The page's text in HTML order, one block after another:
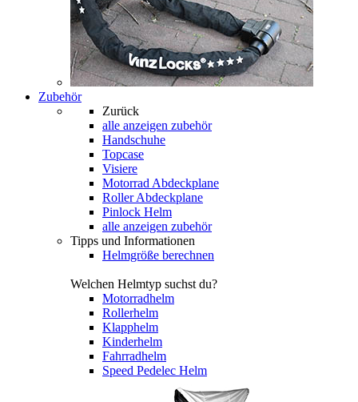
Zubehör
Zurück
alle anzeigen zubehör
Handschuhe
Topcase
Visiere
Motorrad Abdeckplane
Roller Abdeckplane
Pinlock Helm
alle anzeigen zubehör
Tipps und Informationen
Helmgröße berechnen
Welchen Helmtyp suchst du?
Motorradhelm
Rollerhelm
Klapphelm
Kinderhelm
Fahrradhelm
Speed Pedelec Helm